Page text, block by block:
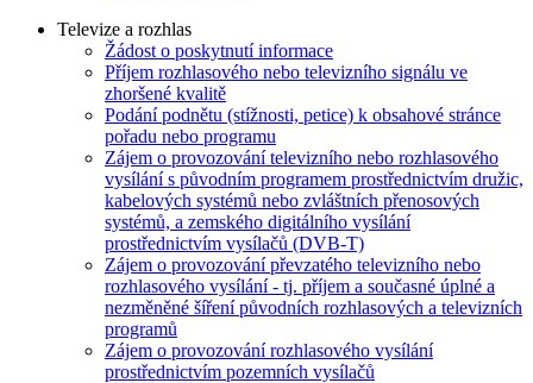
Televize a rozhlas
Žádost o poskytnutí informace
Příjem rozhlasového nebo televizního signálu ve
zhoršené kvalitě
Podání podnětu (stížnosti, petice) k obsahové stránce
pořadu nebo programu
Zájem o provozování televizního nebo rozhlasového
vysílání s původním programem prostřednictvím družic,
kabelových systémů nebo zvláštních přenosových
systémů, a zemského digitálního vysílání
prostřednictvím vysílačů (DVB-T)
Zájem o provozování převzatého televizního nebo
rozhlasového vysílání - tj. příjem a současné úplné a
nezměněné šíření původních rozhlasových a televizních
programů
Zájem o provozování rozhlasového vysílání
prostřednictvím pozemních vysílačů